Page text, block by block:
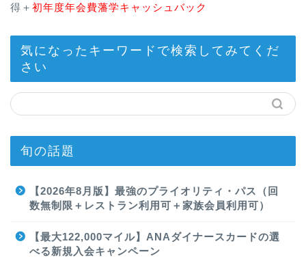
得＋ 初年度年会費藩学キャッシュバック
気になったキーワードで検索してみてくだ
さい
旬の話題
【2026年8月版】最強のプライオリティ・パス（回
数無制限＋レストラン利用可＋家族会員利用可）
【最大122,000マイル】ANAダイナースカードの選
べる新規入会キャンペーン